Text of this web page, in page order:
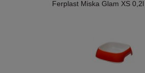
Ferplast Miska Glam XS